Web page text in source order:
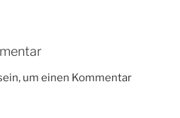
um einen Kommentar